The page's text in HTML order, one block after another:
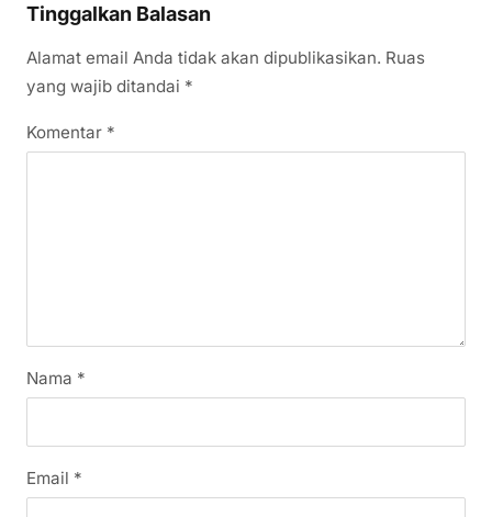
Tinggalkan Balasan
Alamat email Anda tidak akan dipublikasikan. Ruas
yang wajib ditandai *
Komentar *
Nama *
Email *